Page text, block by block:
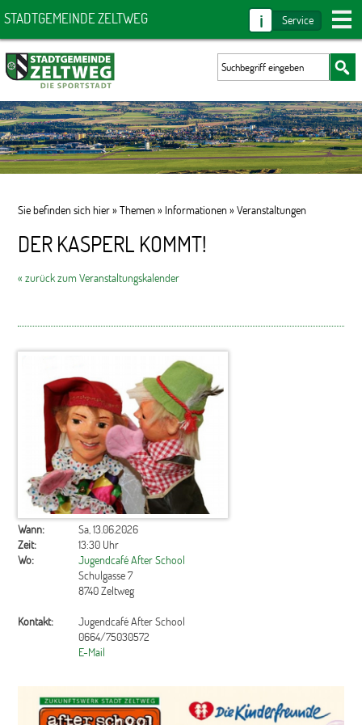
STADTGEMEINDE ZELTWEG i Service
Sie befinden sich hier »Themen» Informationen»Veranstaltungen
DER KASPERL KOMMT!
« zurück zum Veranstaltungskalender
Wann:
Sa, 13.06.2026
Zeit:
13:30 Uhr
Wo:
Jugendcafé After School
Schulgasse 7
8740 Zeltweg
Kontakt:
Jugendcafé After School
0664/75030572
E-Mail